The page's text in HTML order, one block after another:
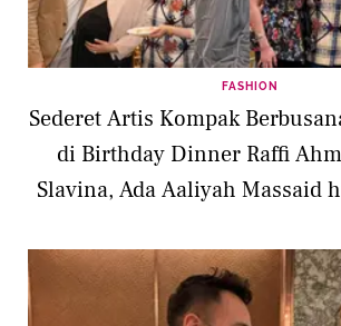
FASHION
Sederet Artis Kompak
di Birthday Dinner Raffi
Slavina, Ada Aaliyah Massaid